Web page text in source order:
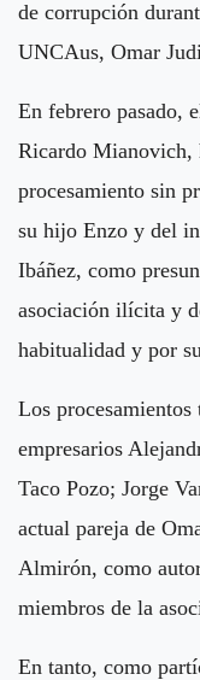
de corrupción
UNCAus, Omar
En febrero pasado,
Ricardo Mianovich,
procesamiento sin
su hijo Enzo y del
Ibáñez, como
asociación ilícita y
habitualidad y por
Los
empresarios
Taco Pozo; Jorge
actual pareja de
Almirón, como
miembros de la
En tanto, como